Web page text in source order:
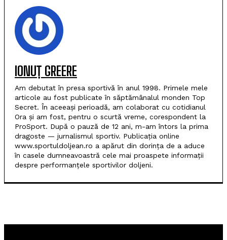
IONUȚ GREERE
Am debutat în presa sportivă în anul 1998. Primele mele
articole au fost publicate în săptămânalul monden Top
Secret. În aceeași perioadă, am colaborat cu cotidianul
Ora și am fost, pentru o scurtă vreme, corespondent la
ProSport. După o pauză de 12 ani, m-am întors la prima
dragoste — jurnalismul sportiv. Publicația online
www.sportuldoljean.ro a apărut din dorința de a aduce
în casele dumneavoastră cele mai proaspete informații
despre performanțele sportivilor doljeni.